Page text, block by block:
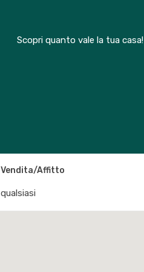
Scopri quanto vale la tua casa!
Vendita/Affitto
qualsiasi